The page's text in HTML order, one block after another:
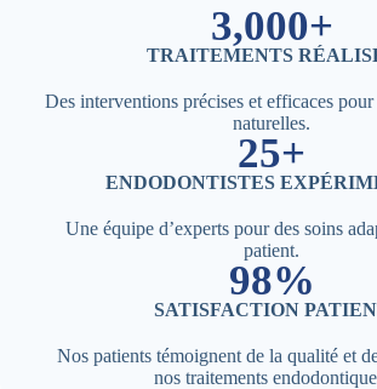
3,000+
TRAITEMENTS
Des interventions précises et efficaces pour
naturelles.
25+
ENDODONTISTES
Une équipe d’experts pour des soins
patient.
98%
SATISFACTION
Nos patients témoignent de la qualité et
nos traitements